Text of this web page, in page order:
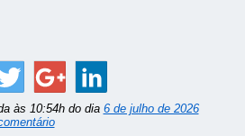
às 10:54h do dia 6 de julho de 2026